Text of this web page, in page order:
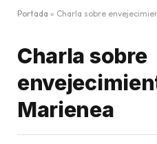
Portada » Charla sobre
Charla sobre
Marienea